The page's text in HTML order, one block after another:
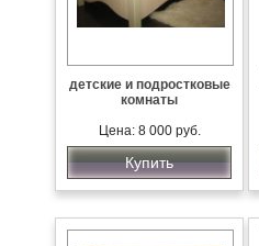
детские и подростковые
комнаты
Цена: 8 000 руб.
Купить